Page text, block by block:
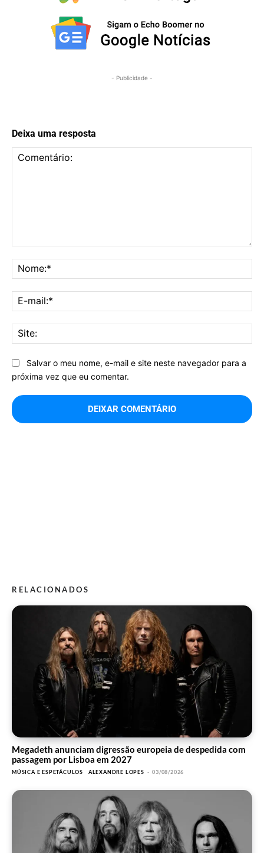
- Publicidade -
Deixa uma resposta
Salvar o meu nome, e-mail e site neste navegador para a
próxima vez que eu comentar.
RELACIONADOS
Megadeth anunciam digressão europeia de despedida com
passagem por Lisboa em 2027
MÚSICA E ESPETÁCULOS ALEXANDRE LOPES - 03/08/2026